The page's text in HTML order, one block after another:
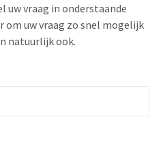
uw vraag in onderstaande
om uw vraag zo snel mogelijk
natuurlijk ook.